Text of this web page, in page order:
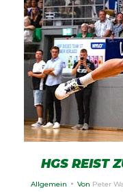
HGS REIST
Allgemein Von Peter